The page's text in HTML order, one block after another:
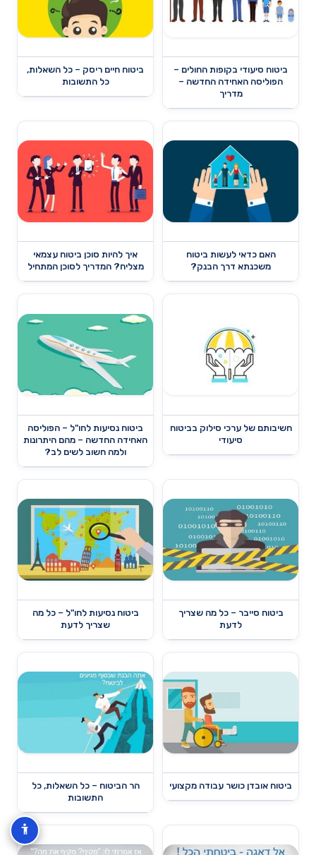
ביטוח סיעודי בקופות החולים –
הפוליסה האחידה החדשה –
מדריך
ביטוח חיים ריסק – כל השאלות,
כל התשובות
האם כדאי לעשות ביטוח
משכנתא דרך הבנק?
איך להיות סוכן ביטוח עצמאי
מצליח? המדריך לסוכן המתחיל
חשיבותם של ערכי סילוק בביטוח
סיעודי
ביטוח נסיעות לחו"ל – הפוליסה
האחידה החדשה – מהם היתרונות
ולמה חשוב לשים לב?
ביטוח סייבר – כל מה שצריך
לדעת
ביטוח נסיעות לחו"ל – כל מה
שצריך לדעת
ביטוח אובדן כושר עבודה מקצועי
הר הביטוח – כל השאלות, כל
התשובות